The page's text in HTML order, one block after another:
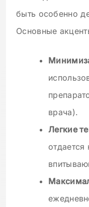
быть особенно
Основные
врача).
Легкие